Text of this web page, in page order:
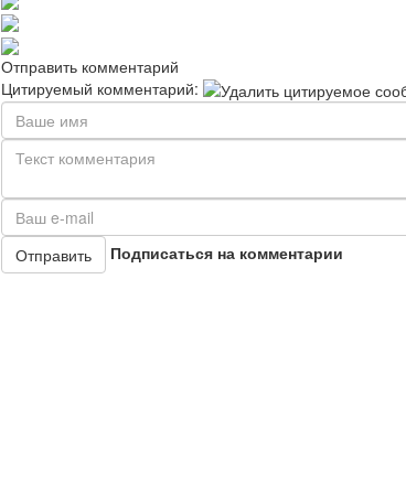
Отправить комментарий
Цитируемый комментарий:
Отправить Подписаться на комментарии